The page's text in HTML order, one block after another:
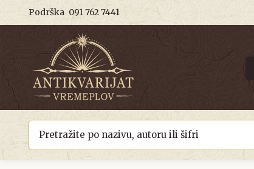
Podrška 091 762 7441